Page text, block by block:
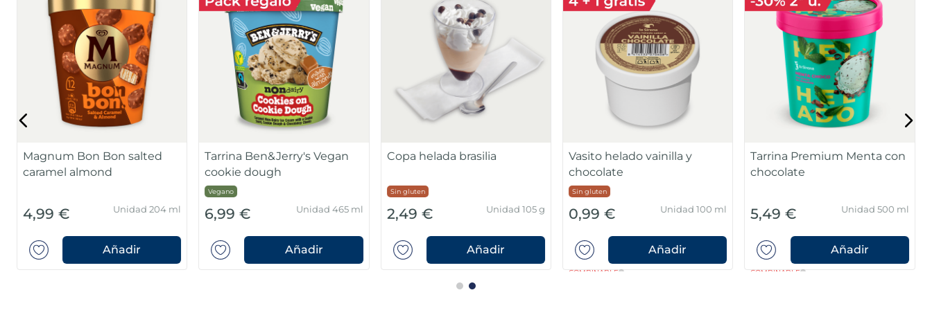
Magnum Bon Bon salted
caramel almond
4,99 € Unidad 204 ml
Añadir
Tarrina Ben&Jerry's Vegan
cookie dough
Vegano
6,99 € Unidad 465 ml
Añadir
Copa helada brasilia
Sin gluten
2,49 € Unidad 105 g
Añadir
Vasito helado vainilla y
chocolate
Sin gluten
0,99 €
COMBINABLE
Unidad 100 ml
Añadir
Tarrina Premium Menta con
chocolate
5,49 €
COMBINABLE
Unidad 500 ml
Añadir